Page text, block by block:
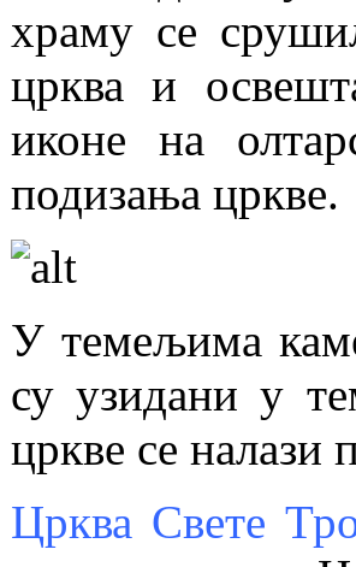
храму се
црква и
иконе на
подизања цркве.
У темељима
су узидани у
цркве се налази
Црква Свете